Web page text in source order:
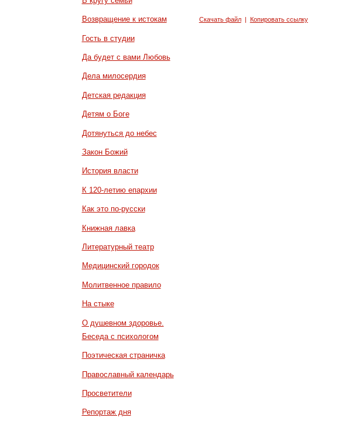
Возвращение к истокам
Гость в студии
Да будет с вами Любовь
Дела милосердия
Детская редакция
Детям о Боге
Дотянуться до небес
Закон Божий
История власти
К 120-летию епархии
Как это по-русски
Книжная лавка
Литературный театр
Медицинский городок
Молитвенное правило
На стыке
О душевном здоровье.
Беседа с психологом
Поэтическая страничка
Православный календарь
Просветители
Репортаж дня
Скачать файл| Копировать ссылку